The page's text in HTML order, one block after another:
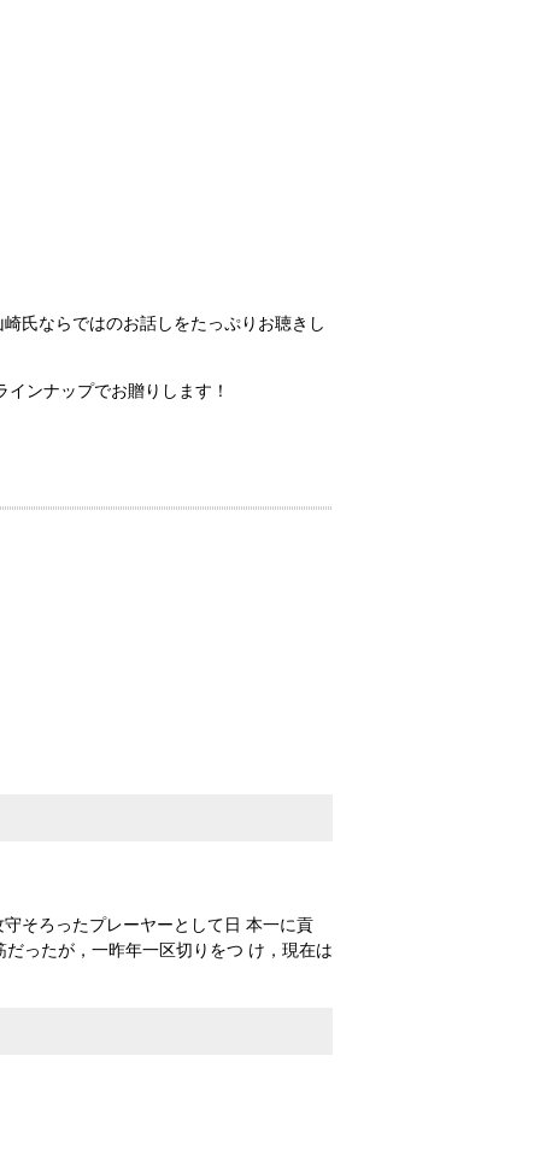
氏ならではのお話しをたっぷりお聴きし
ンナップでお贈りします！
そろったプレーヤーとして日 本一に貢
ったが，一昨年一区切りをつ け，現在は